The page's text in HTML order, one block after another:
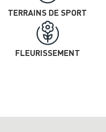
TERRAINS DE SPORT
FLEURISSEMENT